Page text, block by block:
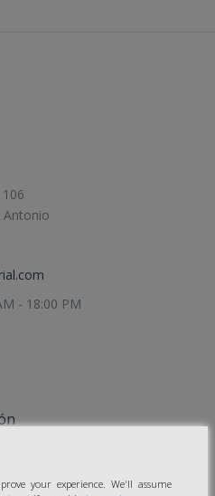
Antonio
- 18:00 PM
your experience. We'll assume